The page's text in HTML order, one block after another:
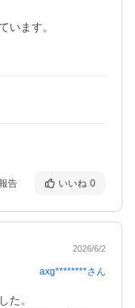
います。
告 いいね 0
2026/6/2
axg********さん
た。